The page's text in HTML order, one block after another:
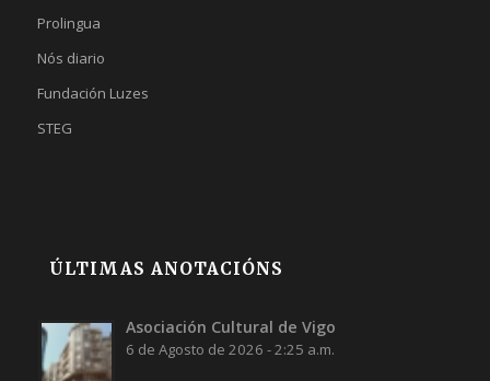
Prolingua
Nós diario
Fundación Luzes
STEG
ÚLTIMAS ANOTACIÓNS
Asociación Cultural de Vigo
6 de Agosto de 2026 - 2:25 a.m.